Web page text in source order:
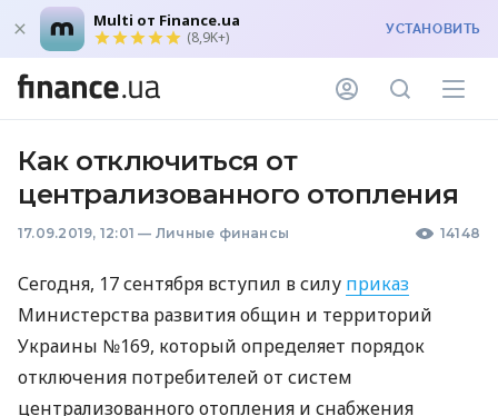
Multi от Finance.ua
(8,9K+) УСТАНОВИТЬ
Как отключиться от
централизованного отопления
17.09.2019, 12:01 — Личные финансы 14148
Сегодня, 17 сентября вступил в силу приказ
Министерства развития общин и территорий
Украины №169, который определяет порядок
отключения потребителей от систем
централизованного отопления и снабжения